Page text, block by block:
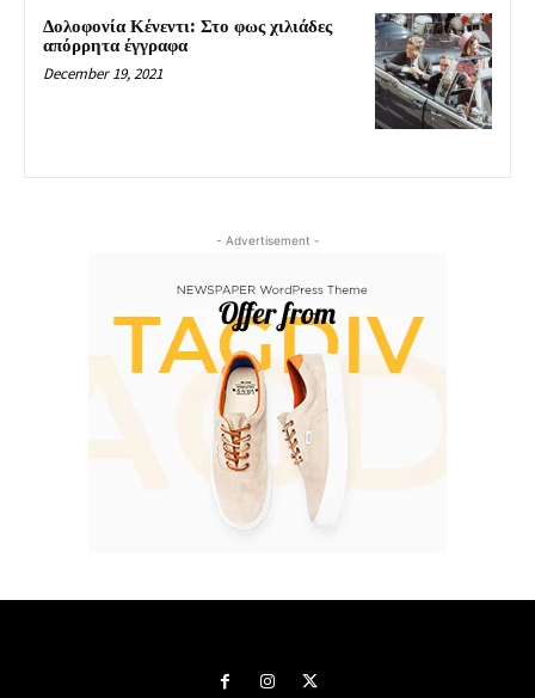
Δολοφονία Κένεντι: Στο φως χιλιάδες
απόρρητα έγγραφα
December 19, 2021
- Advertisement -